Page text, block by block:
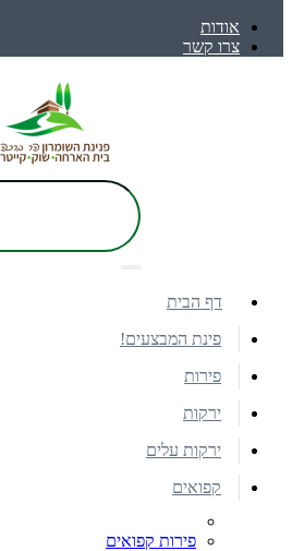
אודות
צרו קשר
דף הבית
פינת המבצעים!
פירות
ירקות
ירקות עלים
קפואים
פירות קפואים